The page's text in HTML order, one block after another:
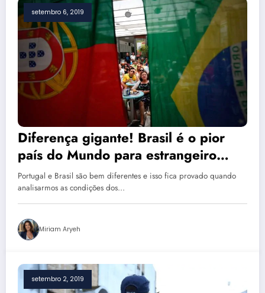
setembro 6, 2019
Diferença gigante! Brasil é o pior
país do Mundo para estrangeiro
viver e Portugal é 3º melhor de
todos
Portugal e Brasil são bem diferentes e isso fica provado quando
analisarmos as condições dos…
Miriam Aryeh
setembro 2, 2019